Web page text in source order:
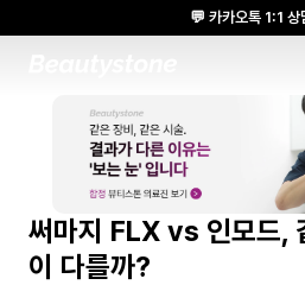
써마지 FLX vs 인모드,
이 다를까?
💬 카카오톡 1:1 상
🌸 뷰티스톤의원 메디톡스 방콕